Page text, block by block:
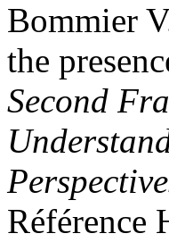
Bommier
the
Second
Référence